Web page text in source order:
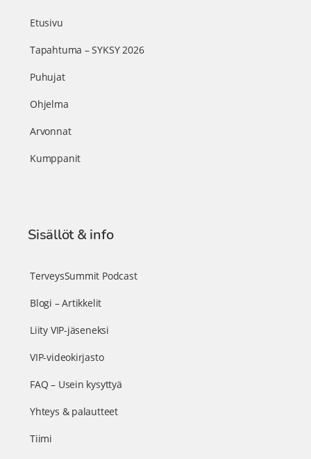
Etusivu
Tapahtuma – SYKSY 2026
Puhujat
Ohjelma
Arvonnat
Kumppanit
Sisällöt & info
TerveysSummit Podcast
Blogi – Artikkelit
Liity VIP-jäseneksi
VIP-videokirjasto
FAQ – Usein kysyttyä
Yhteys & palautteet
Tiimi